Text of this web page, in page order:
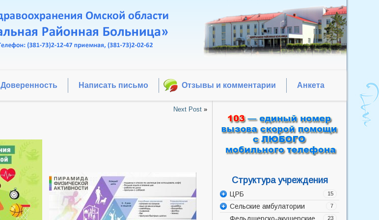
Доверенность Написать письмо Отзывы и комментарии Анкета
Next Post »
Структура учреждения
15
ЦРБ
Администрация
7
Сельские амбулатории
23